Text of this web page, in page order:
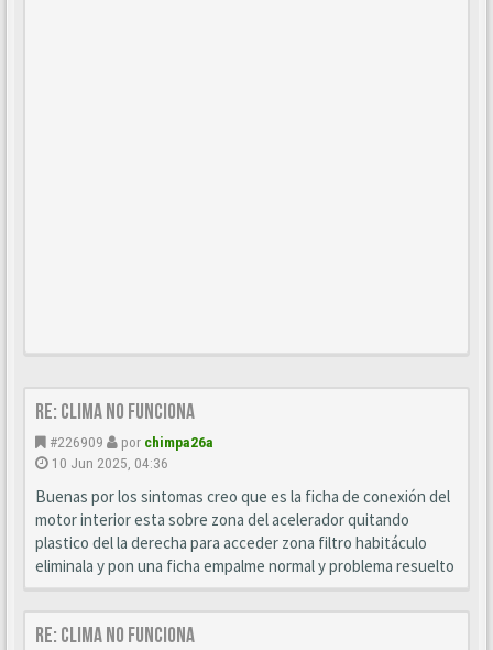
Re: Clima no funciona
#226909 por chimpa26a
10 Jun 2025, 04:36
Buenas por los sintomas creo que es la ficha de conexión del
motor interior esta sobre zona del acelerador quitando
plastico del la derecha para acceder zona filtro habitáculo
eliminala y pon una ficha empalme normal y problema resuelto
Re: Clima no funciona